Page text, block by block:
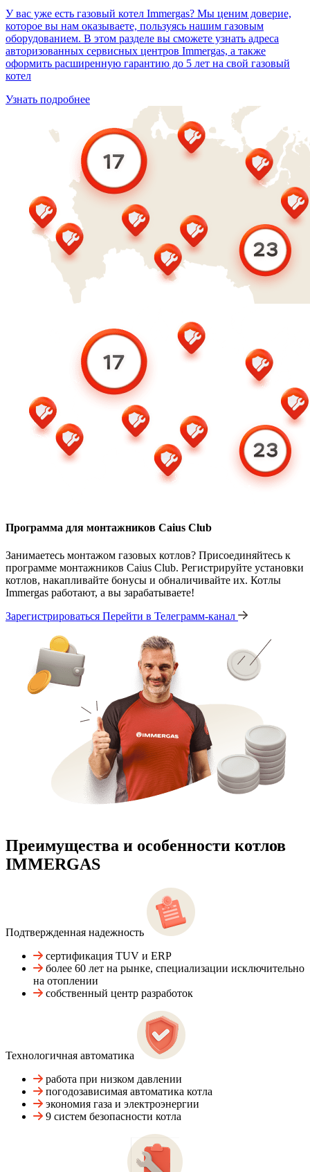
У вас уже есть газовый котел Immergas? Мы ценим доверие,
которое вы нам оказываете, пользуясь нашим газовым
оборудованием. В этом разделе вы сможете узнать адреса
авторизованных сервисных центров Immergas, а также
оформить расширенную гарантию до 5 лет на свой газовый
котел
Узнать подробнее
Программа для монтажников Caius Club
Занимаетесь монтажом газовых котлов? Присоединяйтесь к
программе монтажников Caius Club. Регистрируйте установки
котлов, накапливайте бонусы и обналичивайте их. Котлы
Immergas работают, а вы зарабатываете!
Зарегистрироваться Перейти в Телеграмм-канал
Преимущества и особенности котлов
IMMERGAS
Подтвержденная надежность
сертификация TUV и ERP
более 60 лет на рынке, специализации исключительно
на отоплении
собственный центр разработок
Технологичная автоматика
работа при низком давлении
погодозависимая автоматика котла
экономия газа и электроэнергии
9 систем безопасности котла